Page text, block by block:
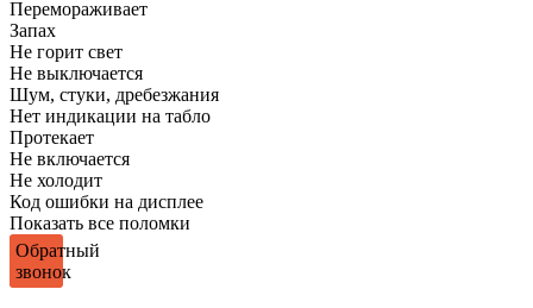
Перемораживает
Запах
Не горит свет
Не выключается
Шум, стуки, дребезжания
Нет индикации на табло
Протекает
Не включается
Не холодит
Код ошибки на дисплее
Показать все поломки
Обратный
звонок